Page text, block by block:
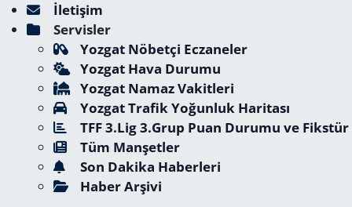
İletişim
Servisler
Yozgat Nöbetçi Eczaneler
Yozgat Hava Durumu
Yozgat Namaz Vakitleri
Yozgat Trafik Yoğunluk Haritası
TFF 3.Lig 3.Grup Puan Durumu ve Fikstür
Tüm Manşetler
Son Dakika Haberleri
Haber Arşivi